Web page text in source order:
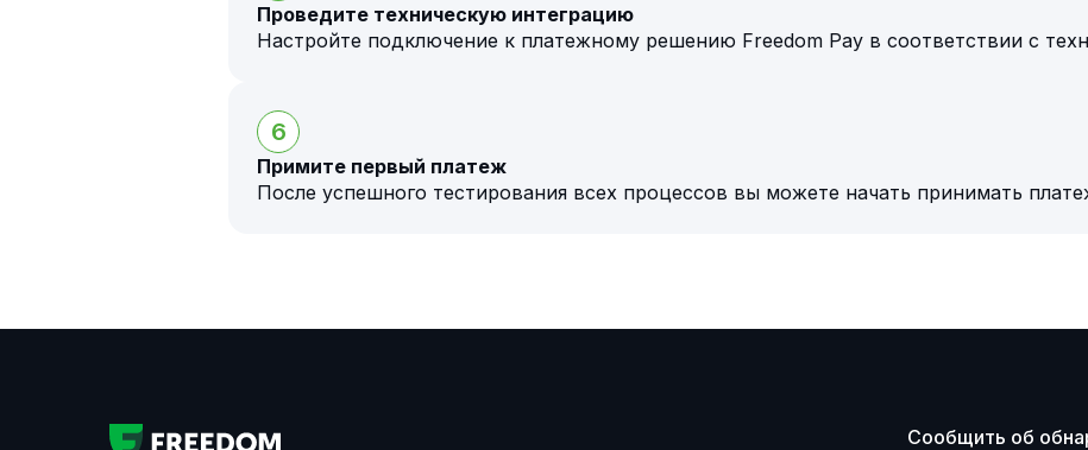
Проведите техническую интеграцию
Настройте подключение к платежному решению Freedom Pay в соответствии с
6
Примите первый платеж
После успешного тестирования всех процессов вы можете начать принимать
Сообщить об